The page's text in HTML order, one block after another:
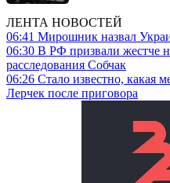
ЛЕНТА НОВОСТЕЙ
06:41 Мирошник назвал
06:30 В РФ призвали жестче
расследования Собчак
06:26 Стало известно, какая
Лерчек после приговора